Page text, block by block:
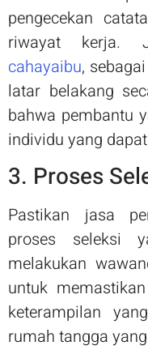
pengecekan
riwayat kerja.
cahayaibu,
latar belakang
bahwa pembantu
individu yang
3. Proses
Pastikan jasa
proses seleksi
melakukan
untuk
keterampilan
rumah tangga